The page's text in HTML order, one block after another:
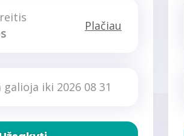
Plačiau
galioja iki 2026 08 31